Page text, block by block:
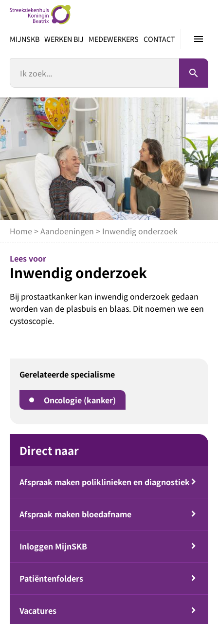
inhoud
menu
MIJNSKB WERKEN BIJ MEDEWERKERS CONTACT
search
Home >Aandoeningen > Inwendig onderzoek
Lees voor
Inwendig onderzoek
Bij prostaatkanker kan inwendig onderzoek gedaan
worden van de plasbuis en blaas. Dit noemen we een
cystoscopie.
Gerelateerde specialisme
Oncologie (kanker)
Direct naar
Afspraak maken poliklinieken en diagnostiek
Afspraak maken bloedafname
Inloggen MijnSKB
Patiëntenfolders
Vacatures